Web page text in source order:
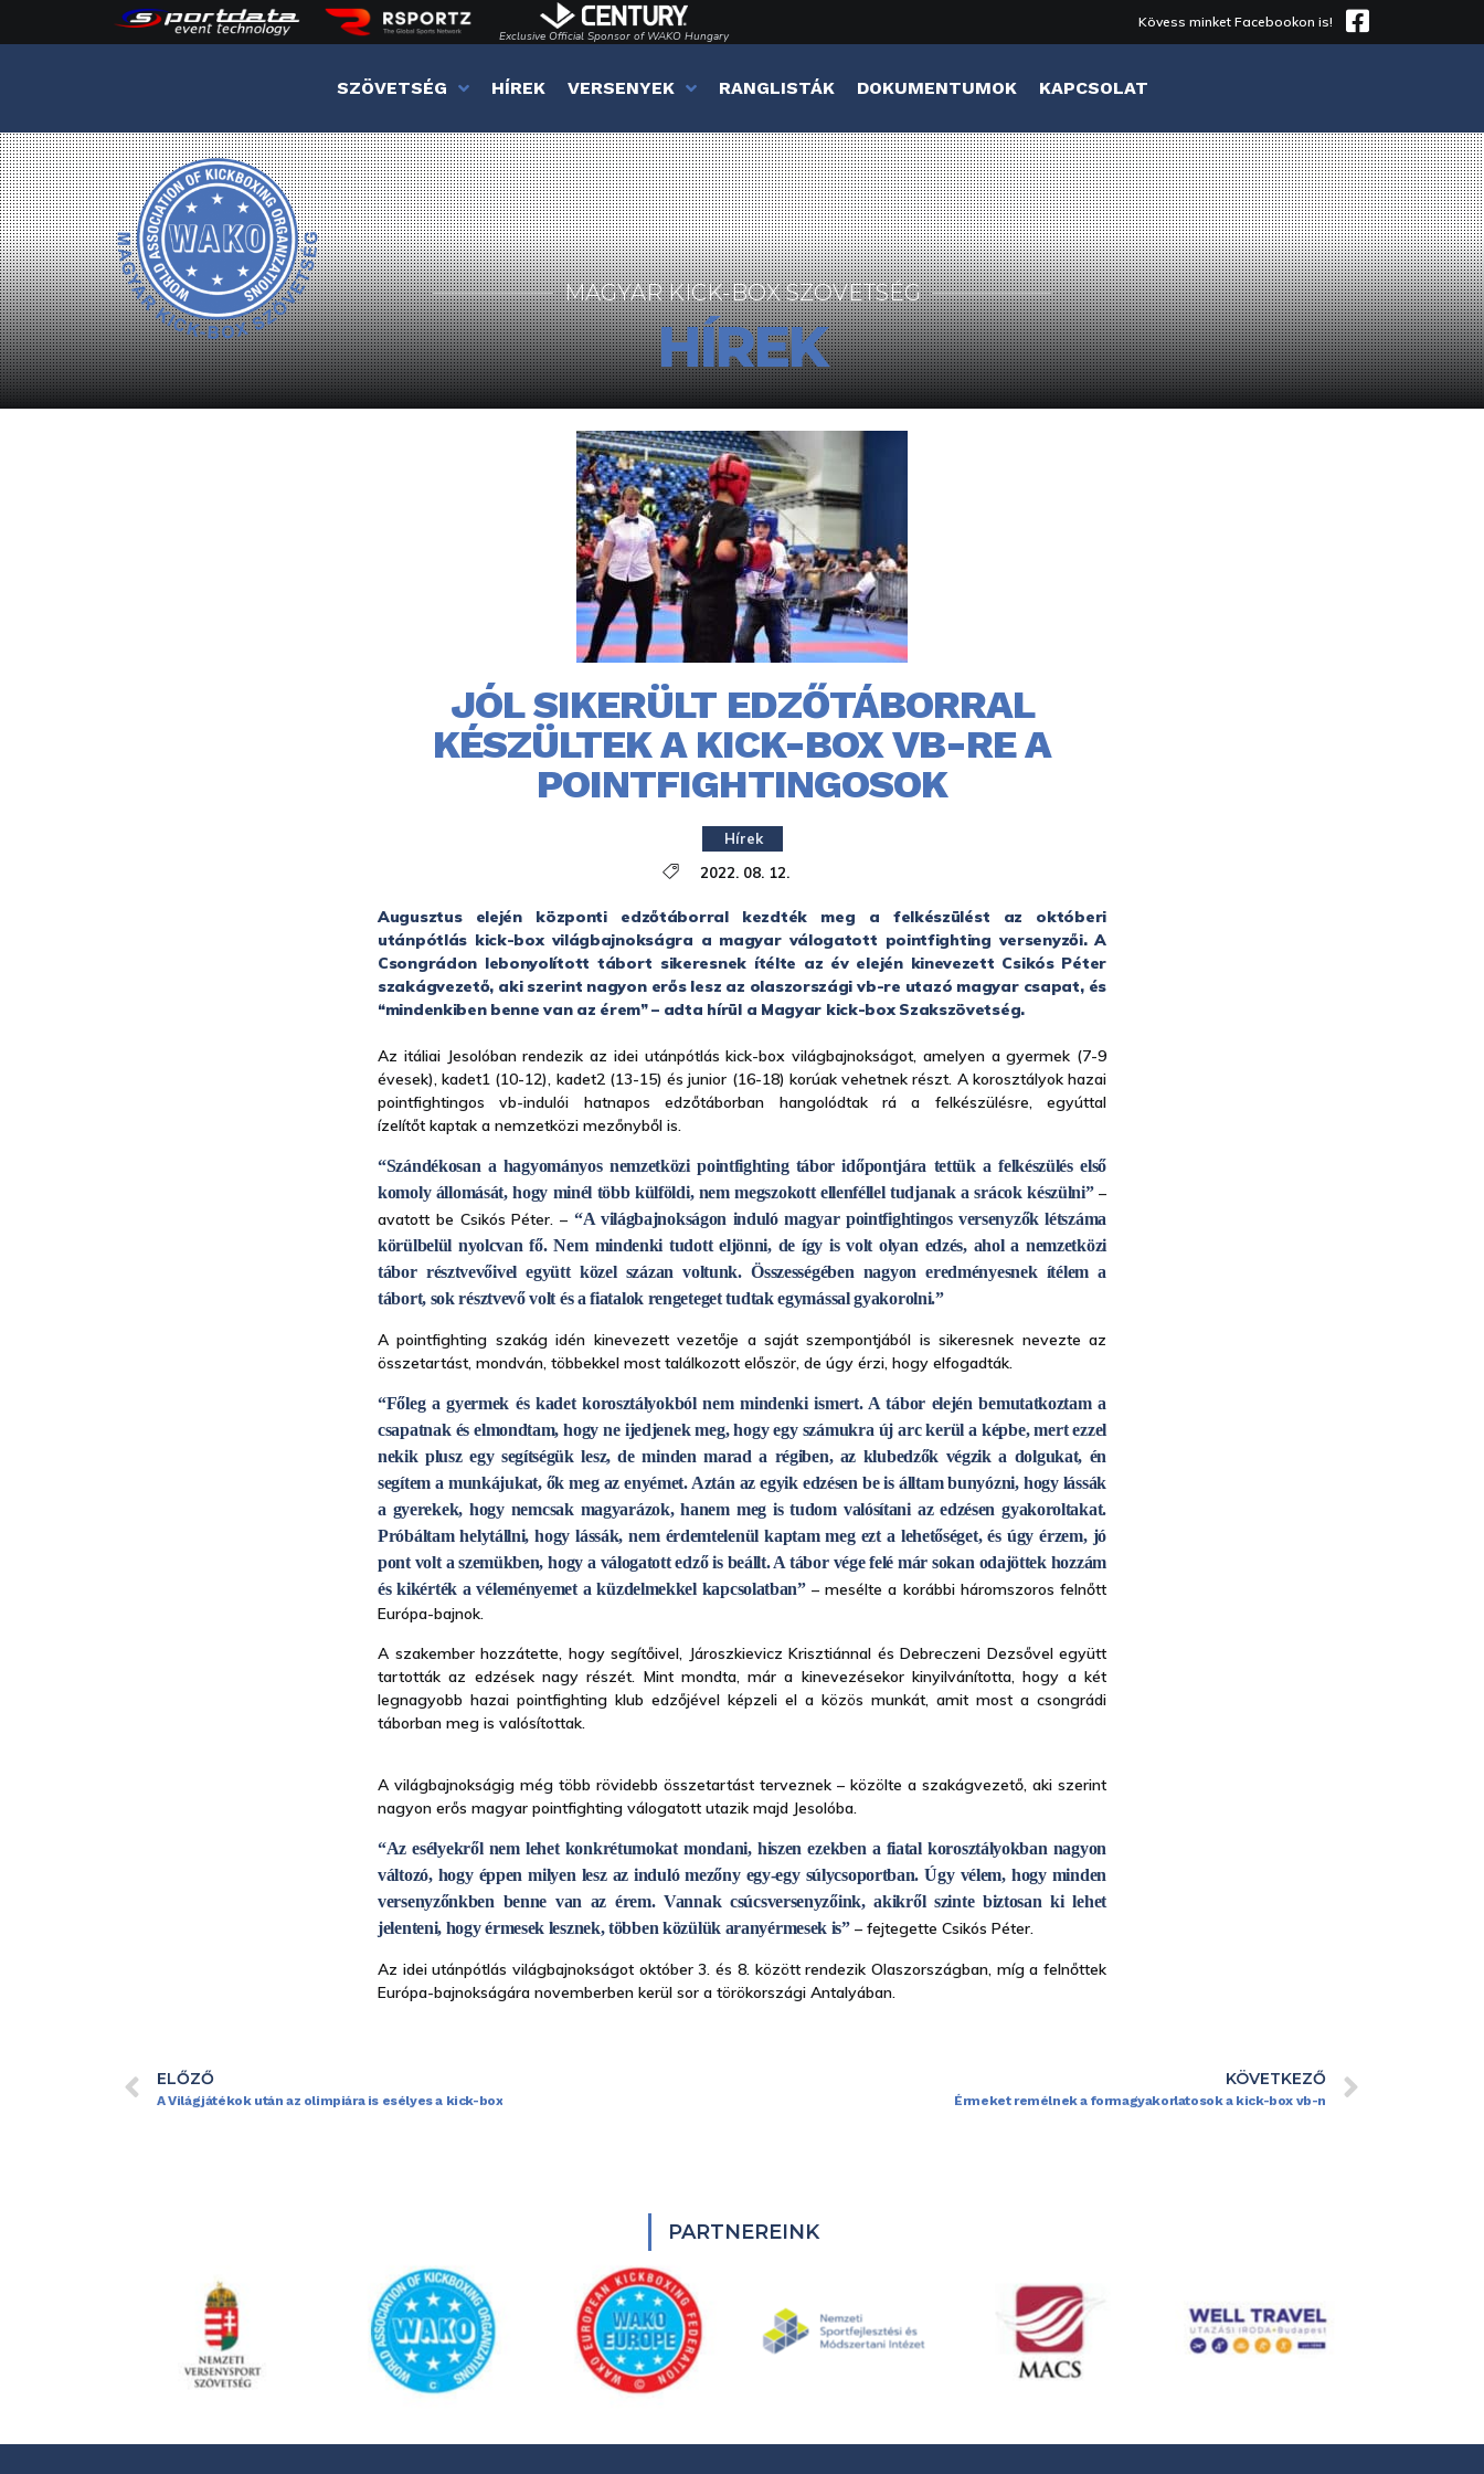
Exclusive Official Sponsor of WAKO Hungary
Kövess minket Facebookon is!
SZÖVETSÉG HÍREK VERSENYEK RANGLISTÁK DOKUMENTUMOK KAPCSOLAT
MAGYAR KICK-BOX SZÖVETSÉG
HÍREK
JÓL SIKERÜLT EDZŐTÁBORRAL
KÉSZÜLTEK A KICK-BOX VB-RE A
POINTFIGHTINGOSOK
Hírek
2022. 08. 12.
Augusztus elején központi edzőtáborral kezdték meg a felkészülést az októberi
utánpótlás kick-box világbajnokságra a magyar válogatott pointfighting versenyzői. A
Csongrádon lebonyolított tábort sikeresnek ítélte az év elején kinevezett Csikós Péter
szakágvezető, aki szerint nagyon erős lesz az olaszországi vb-re utazó magyar csapat, és
“mindenkiben benne van az érem” – adta hírül a Magyar kick-box Szakszövetség.
Az itáliai Jesolóban rendezik az idei utánpótlás kick-box világbajnokságot, amelyen a gyermek (7-9
évesek), kadet1 (10-12), kadet2 (13-15) és junior (16-18) korúak vehetnek részt. A korosztályok hazai
pointfightingos vb-indulói hatnapos edzőtáborban hangolódtak rá a felkészülésre, egyúttal
ízelítőt kaptak a nemzetközi mezőnyből is.
“Szándékosan a hagyományos nemzetközi pointfighting tábor időpontjára tettük a felkészülés első
komoly állomását, hogy minél több külföldi, nem megszokott ellenféllel tudjanak a srácok készülni” –
avatott be Csikós Péter. – “A világbajnokságon induló magyar pointfightingos versenyzők létszáma
körülbelül nyolcvan fő. Nem mindenki tudott eljönni, de így is volt olyan edzés, ahol a nemzetközi
tábor résztvevőivel együtt közel százan voltunk. Összességében nagyon eredményesnek ítélem a
tábort, sok résztvevő volt és a fiatalok rengeteget tudtak egymással gyakorolni.”
A pointfighting szakág idén kinevezett vezetője a saját szempontjából is sikeresnek nevezte az
összetartást, mondván, többekkel most találkozott először, de úgy érzi, hogy elfogadták.
“Főleg a gyermek és kadet korosztályokból nem mindenki ismert. A tábor elején bemutatkoztam a
csapatnak és elmondtam, hogy ne ijedjenek meg, hogy egy számukra új arc kerül a képbe, mert ezzel
nekik plusz egy segítségük lesz, de minden marad a régiben, az klubedzők végzik a dolgukat, én
segítem a munkájukat, ők meg az enyémet. Aztán az egyik edzésen be is álltam bunyózni, hogy lássák
a gyerekek, hogy nemcsak magyarázok, hanem meg is tudom valósítani az edzésen gyakoroltakat.
Próbáltam helytállni, hogy lássák, nem érdemtelenül kaptam meg ezt a lehetőséget, és úgy érzem, jó
pont volt a szemükben, hogy a válogatott edző is beállt. A tábor vége felé már sokan odajöttek hozzám
és kikérték a véleményemet a küzdelmekkel kapcsolatban” – mesélte a korábbi háromszoros felnőtt
Európa-bajnok.
A szakember hozzátette, hogy segítőivel, Jároszkievicz Krisztiánnal és Debreczeni Dezsővel együtt
tartották az edzések nagy részét. Mint mondta, már a kinevezésekor kinyilvánította, hogy a két
legnagyobb hazai pointfighting klub edzőjével képzeli el a közös munkát, amit most a csongrádi
táborban meg is valósítottak.
A világbajnokságig még több rövidebb összetartást terveznek – közölte a szakágvezető, aki szerint
nagyon erős magyar pointfighting válogatott utazik majd Jesolóba.
“Az esélyekről nem lehet konkrétumokat mondani, hiszen ezekben a fiatal korosztályokban nagyon
változó, hogy éppen milyen lesz az induló mezőny egy-egy súlycsoportban. Úgy vélem, hogy minden
versenyzőnkben benne van az érem. Vannak csúcsversenyzőink, akikről szinte biztosan ki lehet
jelenteni, hogy érmesek lesznek, többen közülük aranyérmesek is”– fejtegette Csikós Péter.
Az idei utánpótlás világbajnokságot október 3. és 8. között rendezik Olaszországban, míg a felnőttek
Európa-bajnokságára novemberben kerül sor a törökországi Antalyában.
ELŐZŐ
A Világjátékok után az olimpiára is esélyes a kick-box
KÖVETKEZŐ
Érmeket remélnek a formagyakorlatosok a kick-box vb-n
PARTNEREINK